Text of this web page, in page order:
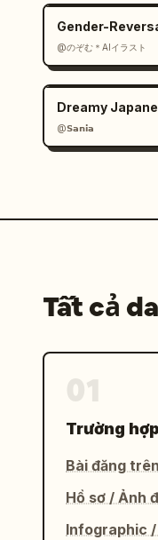
Gender-
@のぞむ＊AIイラスト
Dreamy
@𝗦𝗮𝗻𝗶𝗮
Tất cả
Trường
Bài đăng
Hồ sơ / Ảnh
Infographic /